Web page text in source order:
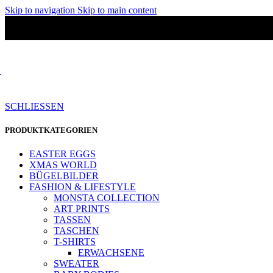
Skip to navigation Skip to main content
SCHLIESSEN
PRODUKTKATEGORIEN
EASTER EGGS
XMAS WORLD
BÜGELBILDER
FASHION & LIFESTYLE
MONSTA COLLECTION
ART PRINTS
TASSEN
TASCHEN
T-SHIRTS
ERWACHSENE
SWEATER